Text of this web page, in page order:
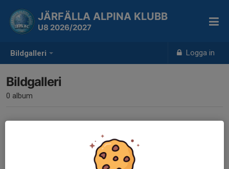
Bildgalleri Logga in
JÄRFÄLLA ALPINA KLUBB
U8 2026/2027
Bildgalleri
0 album
Inga album skapade